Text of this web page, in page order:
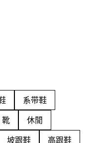
系带鞋
靴
休閒
坡跟鞋 高跟鞋